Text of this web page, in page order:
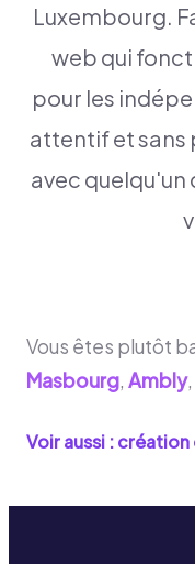
Luxembourg.
web qui
pour les
attentif et sans
avec
Vous êtes plutôt
Masbourg, Ambly,
Voir aussi :